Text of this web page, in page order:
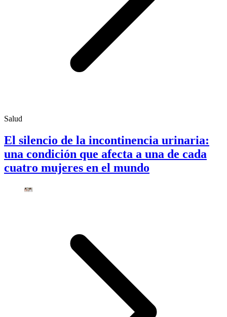
Salud
El silencio de la incontinencia urinaria:
una condición que afecta a una de cada
cuatro mujeres en el mundo